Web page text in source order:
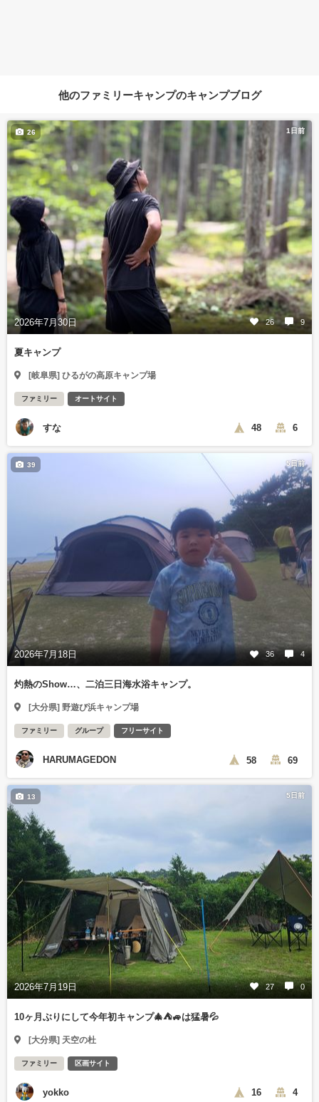
他のファミリーキャンプのキャンプブログ
1日前
2026年7月30日 26 9
26
夏キャンプ
[岐阜県] ひるがの高原キャンプ場
ファミリー オートサイト
すな 48 6
5日前
2026年7月18日 36 4
39
灼熱のShow…、二泊三日海水浴キャンプ。
[大分県] 野遊び浜キャンプ場
ファミリー グループ フリーサイト
HARUMAGEDON 58 69
5日前
2026年7月19日 27 0
13
10ヶ月ぶりにして今年初キャンプ🎄⛺🚙は猛暑💦
[大分県] 天空の杜
ファミリー 区画サイト
yokko 16 4